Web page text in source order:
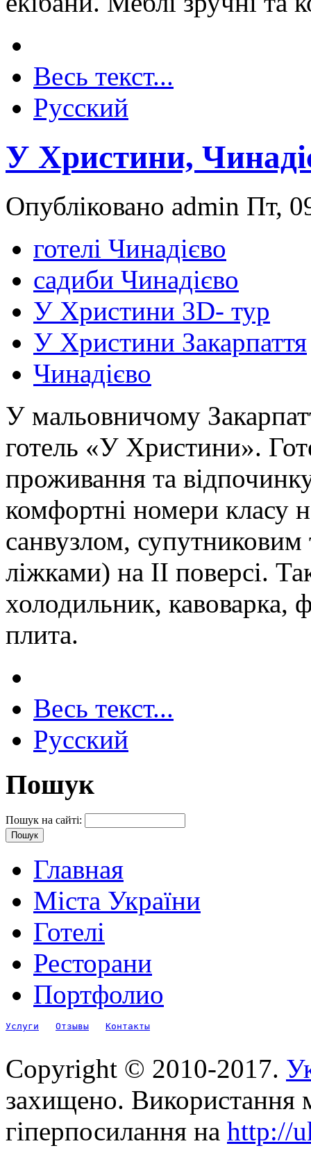
Весь текст...
Русский
У Христини,
Опубліковано admin Пт,
готелі Чинадієво
садиби Чинадієво
У Христини 3D- тур
У Христини Закарпаття
Чинадієво
У мальовничому
готель «У Христини».
проживання та
комфортні номери класу
санвузлом,
ліжками) на ІІ поверсі.
холодильник, кавоварка,
плита.
Весь текст...
Русский
Пошук
Пошук на сайті:
Главная
Міста України
Готелі
Ресторани
Портфолио
Услуги Отзывы Контакты
Copyright © 2010-2017.
захищено. Використання
гіперпосилання на http://